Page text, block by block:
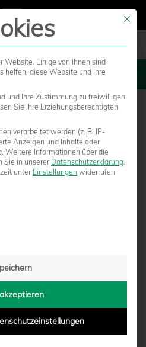
MENU
IN DEN
- 18:15
Mit
Website. Einige von ihnen sind
helfen, diese Website und Ihre
und Ihre Zustimmung zu freiwilligen
Sie Ihre Erziehungsberechtigten
verarbeitet werden (z. B. IP-
Anzeigen und Inhalte oder
Weitere Informationen über die
Sie in unserer Datenschutzerklärung.
unter Einstellungen widerrufen
Gruppen, für die eine